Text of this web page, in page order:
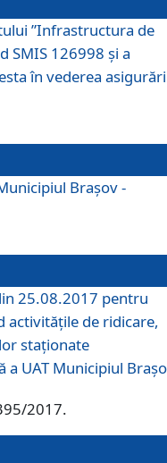
”Infrastructura de
SMIS 126998 și a
în vederea
Braşov -
25.08.2017 pentru
activitățile de ridicare,
staționate
UAT Municipiul
2017.